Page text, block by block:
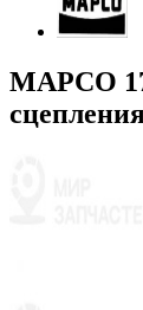
MAPCO